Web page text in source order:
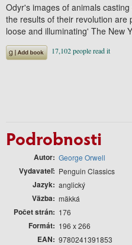
Odyr's images of animals
the results of their revolution are
loose and illuminating' The New
Podrobnosti
Autor George Orwell
Vydavateľ Penguin Classics
Jazyk anglický
Väzba mäkká
Počet strán 176
Formát 196 x 266
EAN 9780241391853